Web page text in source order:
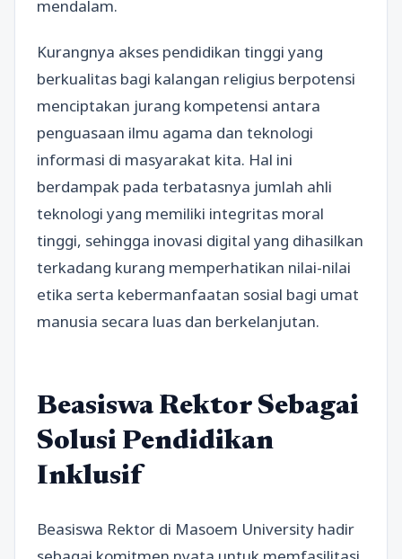
mendalam.
Kurangnya akses pendidikan tinggi yang
berkualitas bagi kalangan religius berpotensi
menciptakan jurang kompetensi antara
penguasaan ilmu agama dan teknologi
informasi di masyarakat kita. Hal ini
berdampak pada terbatasnya jumlah ahli
teknologi yang memiliki integritas moral
tinggi, sehingga inovasi digital yang dihasilkan
terkadang kurang memperhatikan nilai-nilai
etika serta kebermanfaatan sosial bagi umat
manusia secara luas dan berkelanjutan.
Beasiswa Rektor Sebagai
Solusi Pendidikan
Inklusif
Beasiswa Rektor di Masoem University hadir